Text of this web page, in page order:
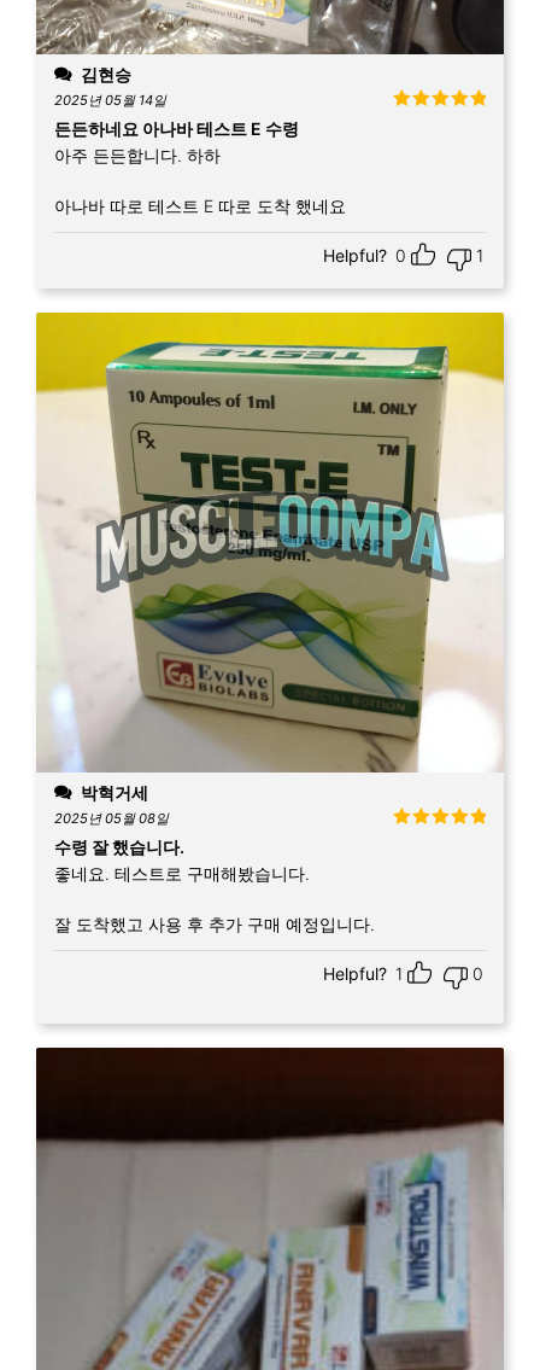
김현승
2025년 05월 14일
든든하네요 아나바 테스트 E 수령
아주 든든합니다. 하하
아나바 따로 테스트 E 따로 도착 했네요
Helpful? 0 1
박혁거세
2025년 05월 08일
수령 잘 했습니다.
좋네요. 테스트로 구매해봤습니다.
잘 도착했고 사용 후 추가 구매 예정입니다.
Helpful? 1 0